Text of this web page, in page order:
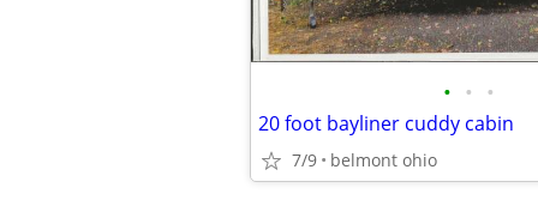
• • •
20 foot bayliner cuddy cabin
7/9 belmont ohio